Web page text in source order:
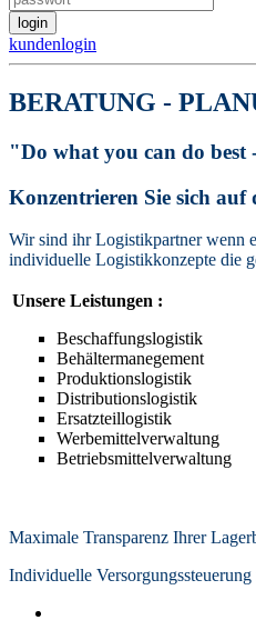
login
kundenlogin
BERATUNG -
"Do what you can do best
Konzentrieren Sie sich auf
Wir sind ihr Logistikpartner wenn
individuelle Logistikkonzepte die
Unsere Leistungen :
Beschaffungslogistik
Behältermanegement
Produktionslogistik
Distributionslogistik
Ersatzteillogistik
Werbemittelverwaltung
Maximale Transparenz Ihrer
Individuelle